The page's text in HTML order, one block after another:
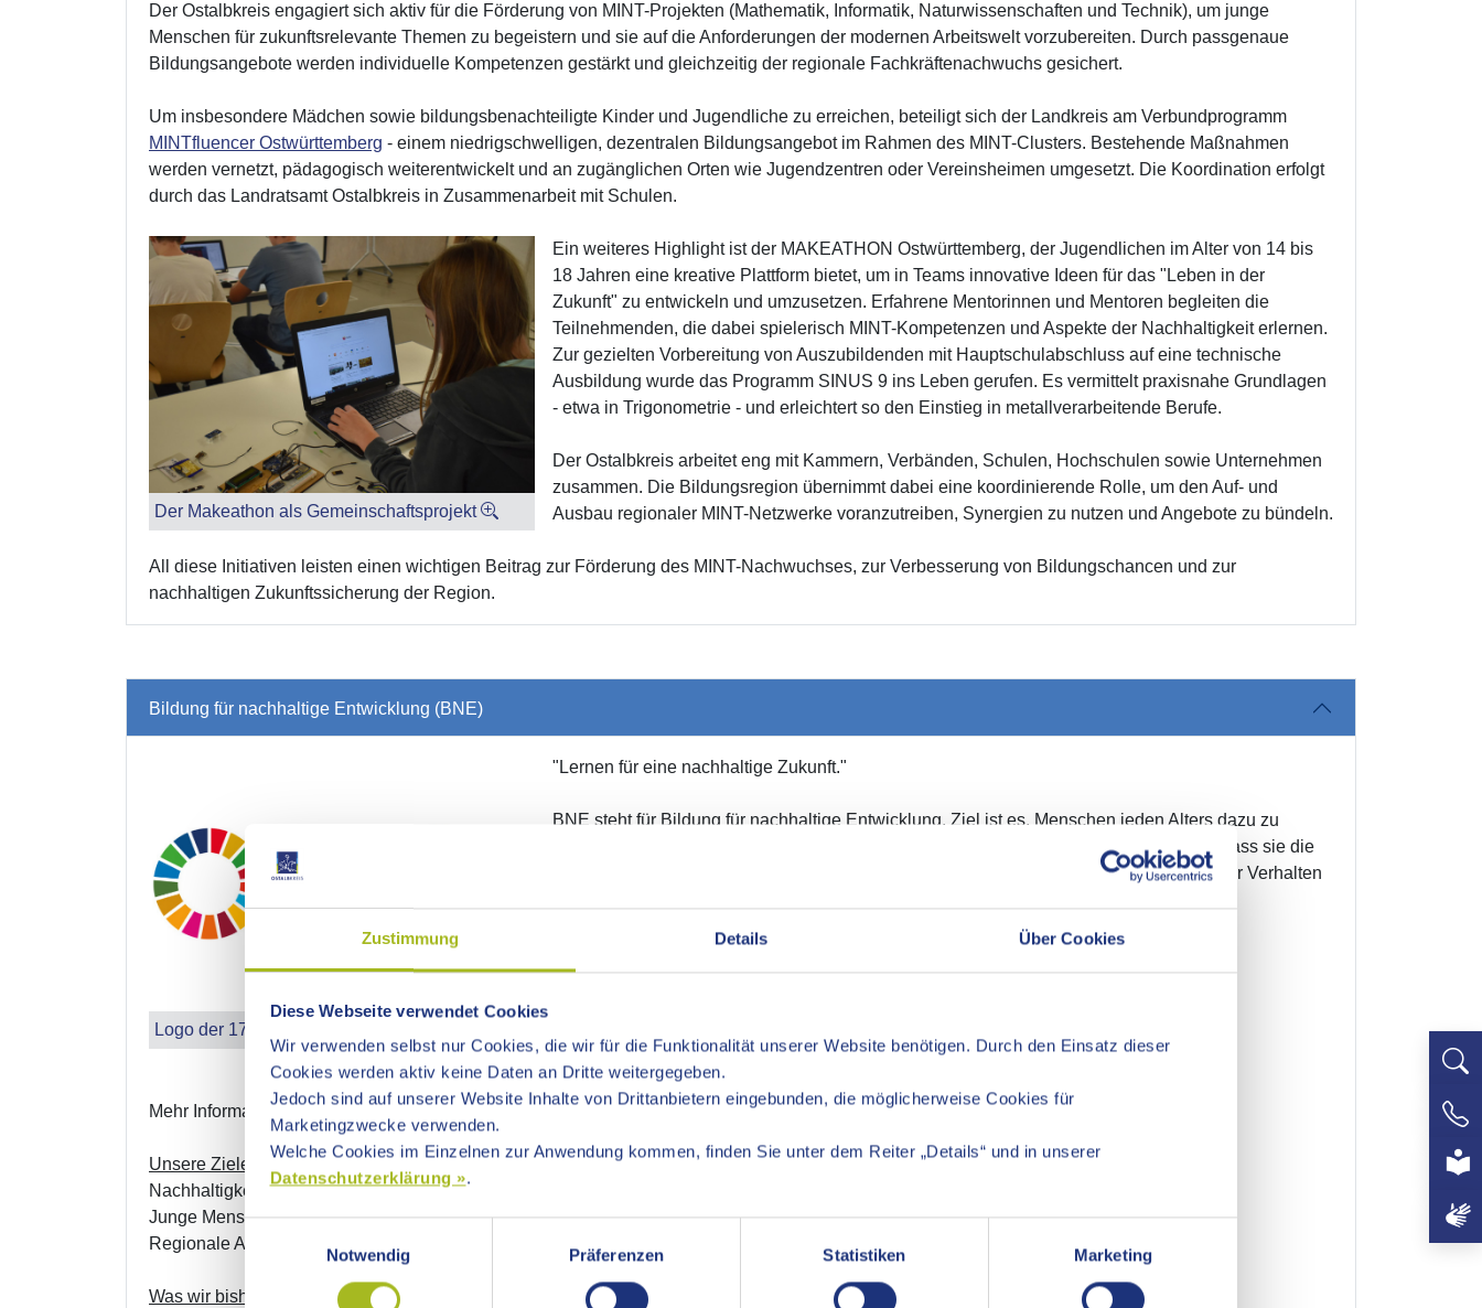
Zustimmung Details Über Cookies
Diese Webseite verwendet Cookies
Wir verwenden selbst nur Cookies, die wir für die Funktionalität unserer Website benötigen. Durch den Einsatz dieser
Cookies werden aktiv keine Daten an Dritte weitergegeben.
Jedoch sind auf unserer Website Inhalte von Drittanbietern eingebunden, die möglicherweise Cookies für
Marketingzwecke verwenden.
Welche Cookies im Einzelnen zur Anwendung kommen, finden Sie unter dem Reiter „Details“ und in unserer
Datenschutzerklärung ».
Notwendig
Präferenzen Statistiken Marketing
Der Ostalbkreis engagiert sich aktiv für die Förderung von MINT-Projekten (Mathematik, Informatik, Naturwissenschaften und Technik), um junge
Menschen für zukunftsrelevante Themen zu begeistern und sie auf die Anforderungen der modernen Arbeitswelt vorzubereiten. Durch passgenaue
Bildungsangebote werden individuelle Kompetenzen gestärkt und gleichzeitig der regionale Fachkräftenachwuchs gesichert.
Um insbesondere Mädchen sowie bildungsbenachteiligte Kinder und Jugendliche zu erreichen, beteiligt sich der Landkreis am Verbundprogramm
MINTfluencer Ostwürttemberg - einem niedrigschwelligen, dezentralen Bildungsangebot im Rahmen des MINT-Clusters. Bestehende Maßnahmen
werden vernetzt, pädagogisch weiterentwickelt und an zugänglichen Orten wie Jugendzentren oder Vereinsheimen umgesetzt. Die Koordination erfolgt
durch das Landratsamt Ostalbkreis in Zusammenarbeit mit Schulen.
Der Makeathon als Gemeinschaftsprojekt
Ein weiteres Highlight ist der MAKEATHON Ostwürttemberg, der Jugendlichen im Alter von 14 bis
18 Jahren eine kreative Plattform bietet, um in Teams innovative Ideen für das "Leben in der
Zukunft" zu entwickeln und umzusetzen. Erfahrene Mentorinnen und Mentoren begleiten die
Teilnehmenden, die dabei spielerisch MINT-Kompetenzen und Aspekte der Nachhaltigkeit erlernen.
Zur gezielten Vorbereitung von Auszubildenden mit Hauptschulabschluss auf eine technische
Ausbildung wurde das Programm SINUS 9 ins Leben gerufen. Es vermittelt praxisnahe Grundlagen
- etwa in Trigonometrie - und erleichtert so den Einstieg in metallverarbeitende Berufe.
Der Ostalbkreis arbeitet eng mit Kammern, Verbänden, Schulen, Hochschulen sowie Unternehmen
zusammen. Die Bildungsregion übernimmt dabei eine koordinierende Rolle, um den Auf- und
Ausbau regionaler MINT-Netzwerke voranzutreiben, Synergien zu nutzen und Angebote zu bündeln.
All diese Initiativen leisten einen wichtigen Beitrag zur Förderung des MINT-Nachwuchses, zur Verbesserung von Bildungschancen und zur
nachhaltigen Zukunftssicherung der Region.
Bildung für nachhaltige Entwicklung (BNE)
Logo der 17 Nachhaltigkeitsziele der BNE
"Lernen für eine nachhaltige Zukunft."
BNE steht für Bildung für nachhaltige Entwicklung. Ziel ist es, Menschen jeden Alters dazu zu
befähigen, zukunftsfähig zu denken und verantwortungsvoll zu handeln. Dazu gehört, dass sie die
Auswirkungen ihres Handelns auf Umwelt, Gesellschaft und Wirtschaft verstehen und ihr Verhalten
BNE befähigt, zukunftsfähig zu denken und verantwortungsvoll zu handeln.
Verbindet verschiedene Bildungsbereiche (z.B. Umweltbildung, Verbraucherbildung)
Mehr Informationen: Ziele für Nachhaltige Entwicklung - Agenda 2030 der UN
Unsere Ziele im Ostalbkreis
Nachhaltigkeit transparenter machen und erlebbar vermitteln
Junge Menschen motivieren, sich mit dem Thema zu beschäftigen
Regionale Akteure vernetzen
Was wir bisher umgesetzt haben: